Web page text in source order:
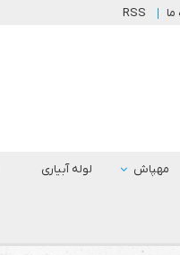
ما RSS
مهپاش لوله آبیاری